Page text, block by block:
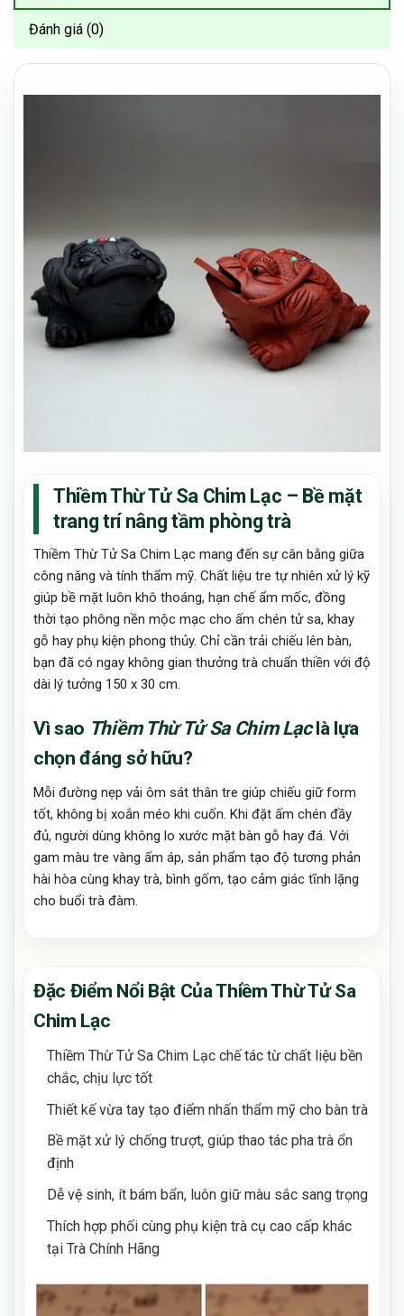
Đánh giá (0)
Thiềm Thừ Tử Sa Chim Lạc – Bề mặt
trang trí nâng tầm phòng trà
Thiềm Thừ Tử Sa Chim Lạc mang đến sự cân bằng giữa
công năng và tính thẩm mỹ. Chất liệu tre tự nhiên xử lý kỹ
giúp bề mặt luôn khô thoáng, hạn chế ẩm mốc, đồng
thời tạo phông nền mộc mạc cho ấm chén tử sa, khay
gỗ hay phụ kiện phong thủy. Chỉ cần trải chiếu lên bàn,
bạn đã có ngay không gian thưởng trà chuẩn thiền với độ
dài lý tưởng 150 x 30 cm.
Vì sao Thiềm Thừ Tử Sa Chim Lạclà lựa
chọn đáng sở hữu?
Mỗi đường nẹp vải ôm sát thân tre giúp chiếu giữ form
tốt, không bị xoắn méo khi cuốn. Khi đặt ấm chén đầy
đủ, người dùng không lo xước mặt bàn gỗ hay đá. Với
gam màu tre vàng ấm áp, sản phẩm tạo độ tương phản
hài hòa cùng khay trà, bình gốm, tạo cảm giác tĩnh lặng
cho buổi trà đàm.
Đặc Điểm Nổi Bật Của Thiềm Thừ Tử Sa
Chim Lạc
Thiềm Thừ Tử Sa Chim Lạc chế tác từ chất liệu bền
chắc, chịu lực tốt
Thiết kế vừa tay tạo điểm nhấn thẩm mỹ cho bàn trà
Bề mặt xử lý chống trượt, giúp thao tác pha trà ổn
định
Dễ vệ sinh, ít bám bẩn, luôn giữ màu sắc sang trọng
Thích hợp phối cùng phụ kiện trà cụ cao cấp khác
tại Trà Chính Hãng